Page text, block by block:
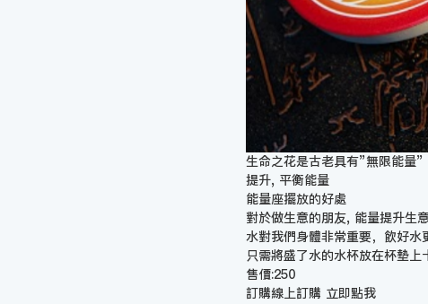
生命之花是古老具有”無限能量
提升, 平衡能量
能量座擺放的好處
對於做生意的朋友, 能量提升生
水對我們身體非常重要，飲好水
只需將盛了水的水杯放在杯墊
售價:250
訂購線上訂購 立即點我